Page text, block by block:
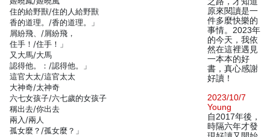
住的給野獸/住的人給野獸
香的道理。/香的道理。」
屑紛飛、/屑紛飛，
住手！/住手！」
又大馬/大馬
認得他。：/認得他。」
這官大太/這官太太
大神奇/太神奇
六七女孩子/六七歲的女孩子
稱出去/你出去
兩入/兩人
孤女麼？/孤女麼？」
原來閱讀是一
件多麼快樂的
事情。2023年
的今天，我依
然在這裡遇見
一本本的好
書，真心感謝
好讀！
2023/10/7
Young
自2017年後，
時隔六年才發